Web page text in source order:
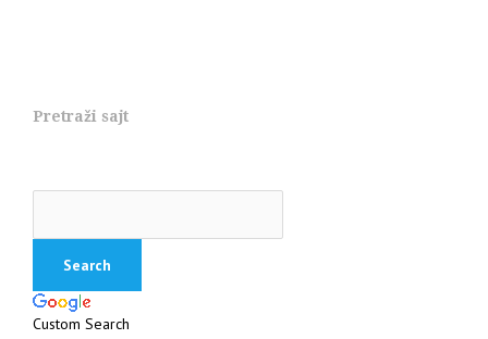
Pretraži sajt
Custom Search